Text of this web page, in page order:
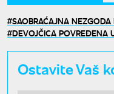
SAOBRAĆAJNA NEZGODA
DEVOJČICA POVREĐENA
Ostavite Vaš